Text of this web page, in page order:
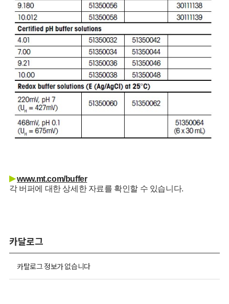
▶ www.mt.com/buffer
각 버퍼에 대한 상세한 자료를 확인할 수 있습니다.
카달로그
카탈로그 정보가 없습니다